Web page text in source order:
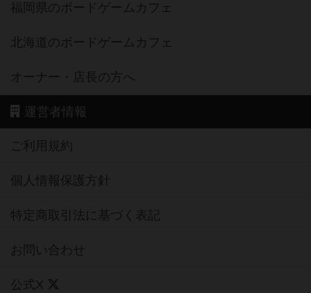
福岡県のボードゲームカフェ
北海道のボードゲームカフェ
オーナー・店長の方へ
運営者情報
ご利用規約
個人情報保護方針
特定商取引法に基づく表記
お問い合わせ
公式X